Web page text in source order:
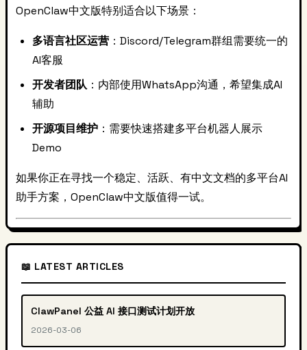
OpenClaw中文版特别适合以下场景：
多语言社区运营 ：Discord/Telegram群组需要统一的
AI客服
开发者团队 ：内部使用WhatsApp沟通，希望集成AI
辅助
开源项目维护 ：需要快速搭建多平台机器人展示
Demo
如果你正在寻找一个稳定、活跃、有中文文档的多平台AI
助手方案，OpenClaw中文版值得一试。
📖 LATEST ARTICLES
ClawPanel 公益 AI 接口测试计划开放
2026-03-06